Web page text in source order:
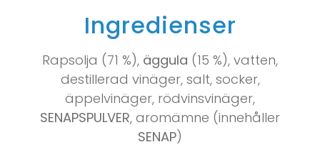
Ingredienser
Rapsolja (71 %), äggula (15 %), vatten,
destillerad vinäger, salt, socker,
äppelvinäger, rödvinsvinäger,
SENAPSPULVER, aromämne (innehåller
SENAP)